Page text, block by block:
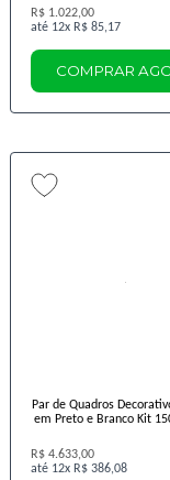
R$ 1.022,00
12x R$ 85,17
COMPRAR
Par de Quadros
em Preto e Branco Kit
R$ 4.633,00
12x R$ 386,08